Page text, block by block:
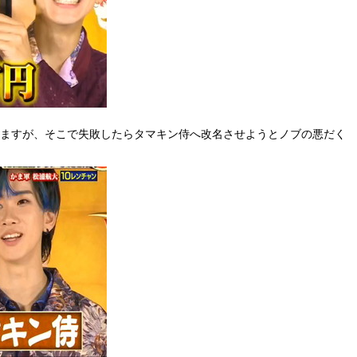
すが、そこで失敗したらタマキン侍へ改名させようとノブの悪だく